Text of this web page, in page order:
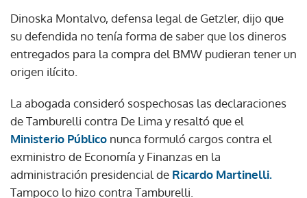
Dinoska Montalvo, defensa legal de Getzler, dijo que
su defendida no tenía forma de saber que los dineros
entregados para la compra del BMW pudieran tener un
origen ilícito.
La abogada consideró sospechosas las declaraciones
de Tamburelli contra De Lima y resaltó que el
Ministerio Público nunca formuló cargos contra el
exministro de Economía y Finanzas en la
administración presidencial de Ricardo Martinelli.
Tampoco lo hizo contra Tamburelli.